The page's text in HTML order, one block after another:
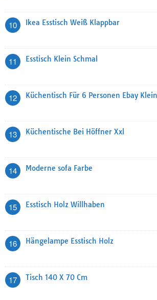
10 Ikea Esstisch Weiß Klappbar
11 Esstisch Klein Schmal
12 Küchentisch Für 6 Personen Ebay
13 Küchentische Bei Höffner Xxl
14 Moderne sofa Farbe
15 Esstisch Holz Willhaben
16 Hängelampe Esstisch Holz
17 Tisch 140 X 70 Cm